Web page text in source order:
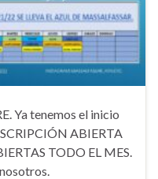
Ya tenemos el inicio
ABIERTA
TODO EL MES.